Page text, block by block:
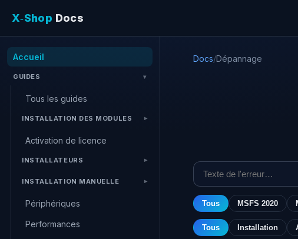
X‑Shop Docs
Accueil
GUIDES
Tous les guides
INSTALLATION DES MODULES
Activation de licence
INSTALLATEURS
INSTALLATION MANUELLE
Périphériques
Performances
Docs/Dépannage
Tous MSFS 2020
Tous Installation